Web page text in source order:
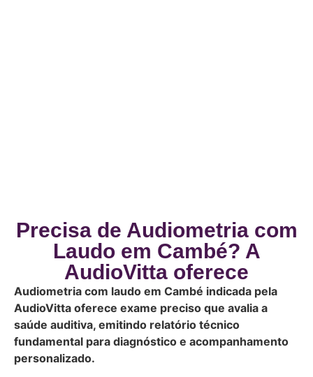
Precisa de Audiometria com
Laudo em Cambé? A
AudioVitta oferece
Audiometria com laudo em Cambé indicada pela
AudioVitta oferece exame preciso que avalia a
saúde auditiva, emitindo relatório técnico
fundamental para diagnóstico e acompanhamento
personalizado.